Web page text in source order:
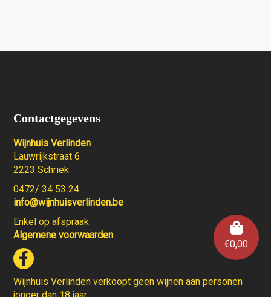
€0,00
Contactgegevens
Wijnhuis Verlinden
Lauwrijkstraat 6
2223 Schriek
0472/ 34 53 24
info@wijnhuisverlinden.be
Enkel op afspraak
Algemene voorwaarden
Wijnhuis Verlinden verkoopt geen wijnen aan personen
jonger dan 18 jaar.